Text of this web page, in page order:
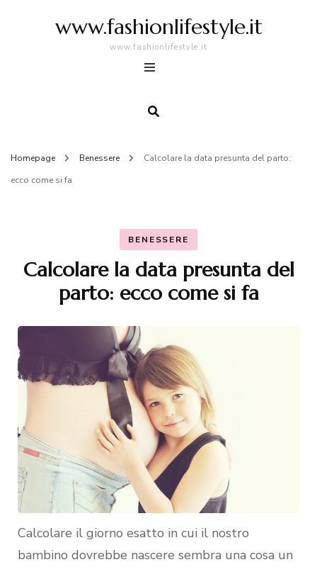
www.fashionlifestyle.it
www.fashionlifestyle.it
Homepage Benessere
Calcolare la data presunta del parto:
ecco come si fa
BENESSERE
Calcolare la data presunta del
parto: ecco come si fa
Calcolare il giorno esatto in cui il nostro
bambino dovrebbe nascere sembra una cosa un